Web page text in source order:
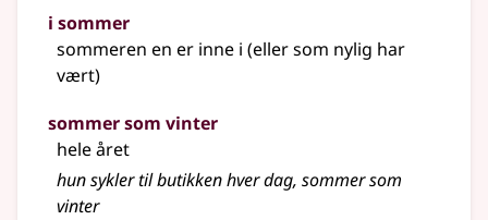
i sommer
sommeren en er inne i (eller som nylig har
vært)
sommer som vinter
hele året
hun sykler til butikken hver dag, sommer som
vinter